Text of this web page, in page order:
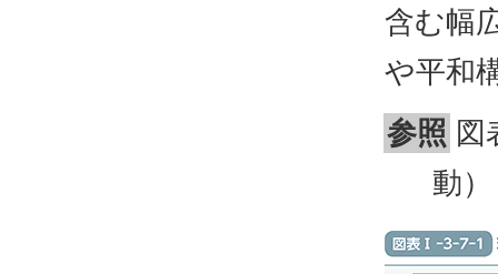
含む幅
や平和
参照 図
動）